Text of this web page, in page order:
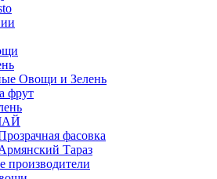
Овощи и Зелень
фрут
фасовка
Тараз
производители